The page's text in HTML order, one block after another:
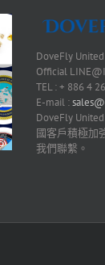
DoveFly United
Official
TEL : + 886 4
E-mail :
DoveFly
國客戶積極加
我們聯繫。